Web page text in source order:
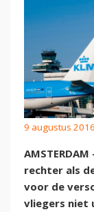
9 augustus
rechter als
voor de
vliegers niet